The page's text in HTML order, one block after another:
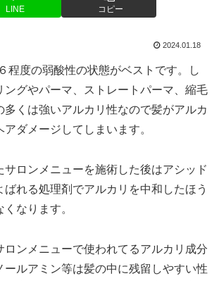
LINE コピー
2024.01.18
程度の弱酸性の状態がベストです。し
ングやパーマ、ストレートパーマ、縮毛
多くは強いアルカリ性なので髪がアルカ
アダメージしてしまいます。
サロンメニューを施術した後はアシッド
ばれる処理剤でアルカリを中和したほう
なります。
ロンメニューで使われてるアルカリ成分
ールアミン等は髪の中に残留しやすい性